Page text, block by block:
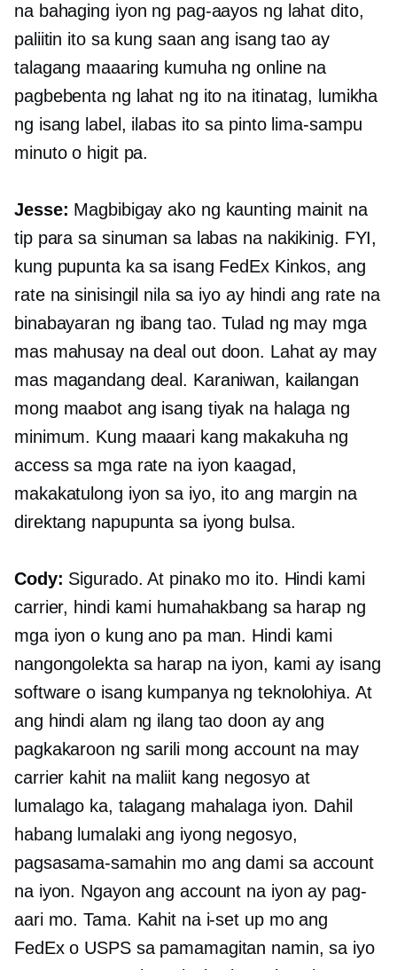
na bahaging iyon ng pag-aayos ng lahat dito,
paliitin ito sa kung saan ang isang tao ay
talagang maaaring kumuha ng online na
pagbebenta ng lahat ng ito na itinatag, lumikha
ng isang label, ilabas ito sa pinto lima-sampu
minuto o higit pa.
Jesse: Magbibigay ako ng kaunting mainit na
tip para sa sinuman sa labas na nakikinig. FYI,
kung pupunta ka sa isang FedEx Kinkos, ang
rate na sinisingil nila sa iyo ay hindi ang rate na
binabayaran ng ibang tao. Tulad ng may mga
mas mahusay na deal out doon. Lahat ay may
mas magandang deal. Karaniwan, kailangan
mong maabot ang isang tiyak na halaga ng
minimum. Kung maaari kang makakuha ng
access sa mga rate na iyon kaagad,
makakatulong iyon sa iyo, ito ang margin na
direktang napupunta sa iyong bulsa.
Cody: Sigurado. At pinako mo ito. Hindi kami
carrier, hindi kami humahakbang sa harap ng
mga iyon o kung ano pa man. Hindi kami
nangongolekta sa harap na iyon, kami ay isang
software o isang kumpanya ng teknolohiya. At
ang hindi alam ng ilang tao doon ay ang
pagkakaroon ng sarili mong account na may
carrier kahit na maliit kang negosyo at
lumalago ka, talagang mahalaga iyon. Dahil
habang lumalaki ang iyong negosyo,
pagsasama-samahin mo ang dami sa account
na iyon. Ngayon ang account na iyon ay pag-
aari mo. Tama. Kahit na i-set up mo ang
FedEx o USPS sa pamamagitan namin, sa iyo